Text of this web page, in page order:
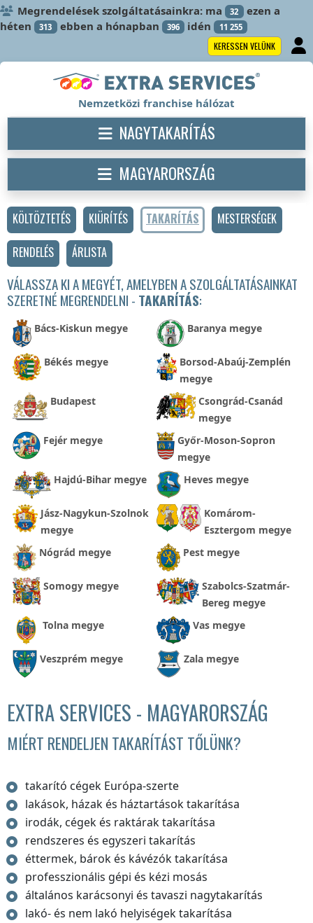
Megrendelések szolgáltatásainkra: ma 32 ezen a
héten
313 ebben a hónapban 396 idén 11 255
KERESSEN VELÜNK
KÖLTÖZTETÉS KIÜRÍTÉS TAKARÍTÁS
MESTERSÉGEK
RENDELÉS
ÁRLISTA
VÁLASSZA KI A MEGYÉT, AMELYBEN A SZOLGÁLTATÁSAINKAT
SZERETNÉ MEGRENDELNI - TAKARÍTÁS:
Bács-Kiskun megye Baranya megye
Békés megye
Borsod-Abaúj-Zemplén
megye
Budapest
Csongrád-Csanád
megye
Fejér megye
Győr-Moson-Sopron
megye
Hajdú-Bihar megye
Heves megye
Jász-Nagykun-Szolnok
megye
Komárom-
Esztergom megye
Nógrád megye
Pest megye
Somogy megye
Szabolcs-Szatmár-
Bereg megye
Tolna megye
Vas megye
Veszprém megye Zala megye
EXTRA SERVICES - MAGYARORSZÁG
MIÉRT RENDELJEN TAKARÍTÁST TŐLÜNK?
takarító cégek Európa-szerte
lakások, házak és háztartások takarítása
irodák, cégek és raktárak takarítása
rendszeres és egyszeri takarítás
éttermek, bárok és kávézók takarítása
professzionális gépi és kézi mosás
általános karácsonyi és tavaszi nagytakarítás
lakó- és nem lakó helyiségek takarítása
Nemzetközi franchise hálózat
NAGYTAKARÍTÁS
MAGYARORSZÁG